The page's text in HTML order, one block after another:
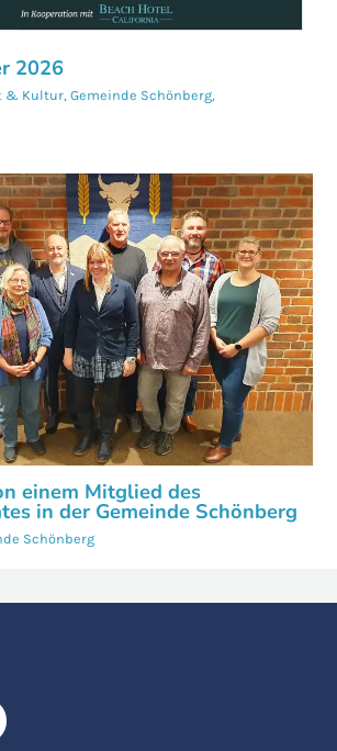
2026
& Kultur,Gemeinde Schönberg,
einem Mitglied des
in der Gemeinde Schönberg
Schönberg